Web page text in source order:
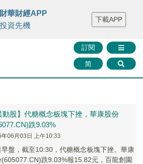
FINMETA 財華證券 媒體矩陣
智庫沙龍
聯絡我們
訂閱
简
華財經APP
資先機
下載APP
動股】代糖概念板塊下挫，華康股份
跌9.03%
06月03日 上午10:33
早盤，截至10:30，代糖概念板塊下挫。華康
(605077.CN)跌9.03%報15.82元，百龍創園